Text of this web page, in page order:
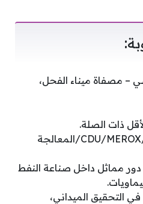
– مصفاة ميناء الفحل،
خبرة في عملية CDU/MEROX/SWS/المعالجة
مماثل داخل صناعة النفط
في التحقيق الميداني،